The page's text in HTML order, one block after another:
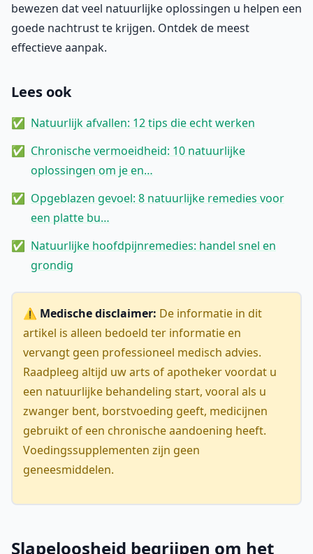
bewezen dat veel natuurlijke oplossingen u helpen een
goede nachtrust te krijgen. Ontdek de meest
effectieve aanpak.
Lees ook
Natuurlijk afvallen: 12 tips die echt werken
Chronische vermoeidheid: 10 natuurlijke
oplossingen om je en…
Opgeblazen gevoel: 8 natuurlijke remedies voor
een platte bu…
Natuurlijke hoofdpijnremedies: handel snel en
grondig
⚠️ Medische disclaimer: De informatie in dit
artikel is alleen bedoeld ter informatie en
vervangt geen professioneel medisch advies.
Raadpleeg altijd uw arts of apotheker voordat u
een natuurlijke behandeling start, vooral als u
zwanger bent, borstvoeding geeft, medicijnen
gebruikt of een chronische aandoening heeft.
Voedingssupplementen zijn geen
geneesmiddelen.
Slapeloosheid begrijpen om het